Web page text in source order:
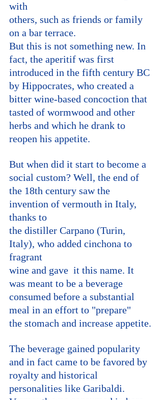
with
others, such as friends or family
on a bar terrace.
But this is not something new. In
fact, the aperitif was first
introduced in the fifth century BC
by Hippocrates, who created a
bitter wine-based concoction that
tasted of wormwood and other
herbs and which he drank to
reopen his appetite.
But when did it start to become a
social custom? Well, the end of
the 18th century saw the
invention of vermouth in Italy,
thanks to
the distiller Carpano (Turin,
Italy), who added cinchona to
fragrant
wine and gave  it this name. It
was meant to be a beverage
consumed before a substantial
meal in an effort to "prepare"
the stomach and increase appetite.
The beverage gained popularity
and in fact came to be favored by
royalty and historical
personalities like Garibaldi.